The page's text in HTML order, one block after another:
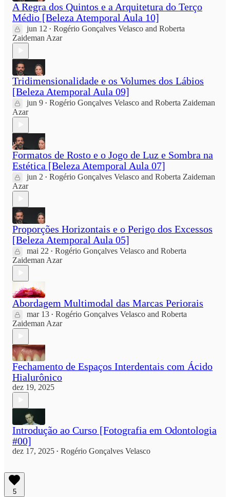
A Regra dos Quintos e a Arquitetura do Terço
Médio [Beleza Atemporal Aula 10]
jun 12 • Rogério Gonçalves Velasco and Roberta
Zaideman Azar
Tridimensionalidade e os Volumes dos Lábios
[Beleza Atemporal Aula 09]
jun 9 • Rogério Gonçalves Velasco and Roberta Zaideman
Azar
Formatos de Rosto e o Jogo de Luz e Sombra na
Estética [Beleza Atemporal Aula 07]
jun 2 • Rogério Gonçalves Velasco and Roberta Zaideman
Azar
Proporções Horizontais e o Perigo dos Excessos
[Beleza Atemporal Aula 05]
mai 22 • Rogério Gonçalves Velasco and Roberta
Zaideman Azar
Abordagem Multimodal das Marcas Periorais
mar 13 • Rogério Gonçalves Velasco and Roberta
Zaideman Azar
Fechamento de Espaços Interdentais com Ácido
Hialurônico
dez 19, 2025
Introdução ao Curso [Fotografia em Odontologia
#00]
dez 17, 2025 • Rogério Gonçalves Velasco
5